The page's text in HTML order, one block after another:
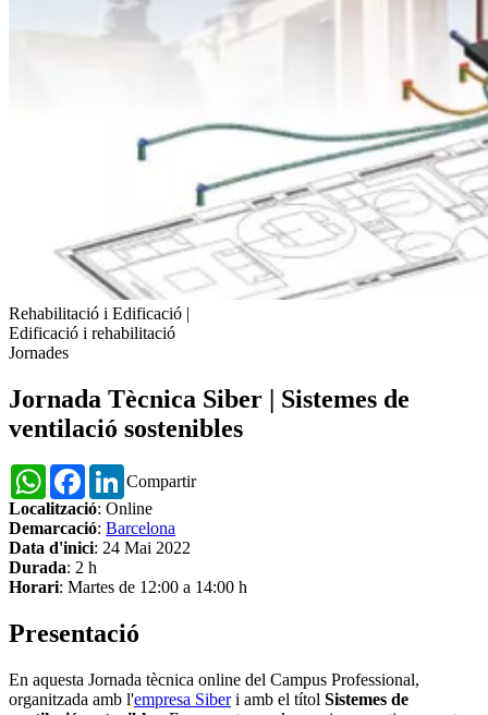
Rehabilitació i Edificació |
Edificació i rehabilitació
Jornades
Jornada Tècnica Siber | Sistemes de
ventilació sostenibles
Compartir
WhatsAppFacebookLinkedIn
Localització: Online
Demarcació: Barcelona
Data d'inici: 24 Mai 2022
Durada: 2 h
Horari: Martes de 12:00 a 14:00 h
Presentació
En aquesta Jornada tècnica online del Campus Professional,
organitzada amb l'empresa Siberi amb el títol Sistemes de